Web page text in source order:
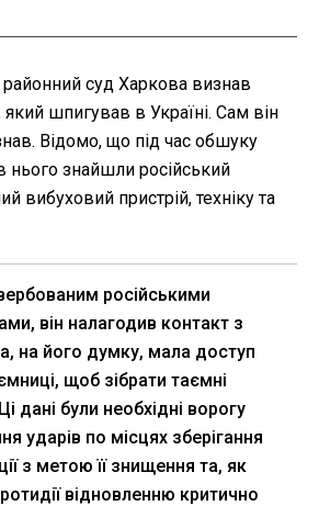
районний суд Харкова визнав
шпигував в Україні. Сам він
Відомо, що під час обшуку
нього знайшли російський
вибуховий пристрій, техніку та
російськими
він налагодив контакт з
на його думку, мала доступ
щоб зібрати таємні
дані були необхідні ворогу
ударів по місцях зберігання
з метою її знищення та, як
відновленню критично